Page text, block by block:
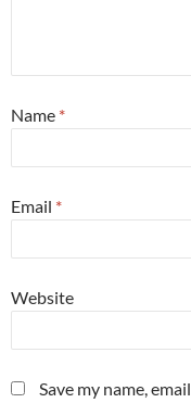
Name *
Email *
Website
Save my name,